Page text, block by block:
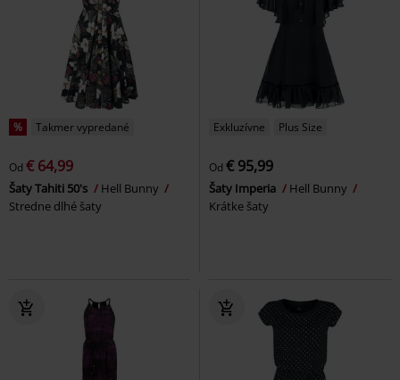
% Takmer vypredané
Od € 64,99
Šaty Tahiti 50's
Hell Bunny
Stredne dlhé šaty
Exkluzívne Plus Size
Od € 95,99
Šaty Imperia
Hell Bunny
Krátke šaty